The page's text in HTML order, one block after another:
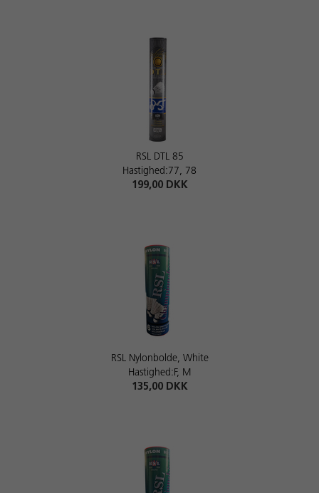
RSL DTL 85
Hastighed:77, 78
199,00 DKK
RSL Nylonbolde, White
Hastighed:F, M
135,00 DKK